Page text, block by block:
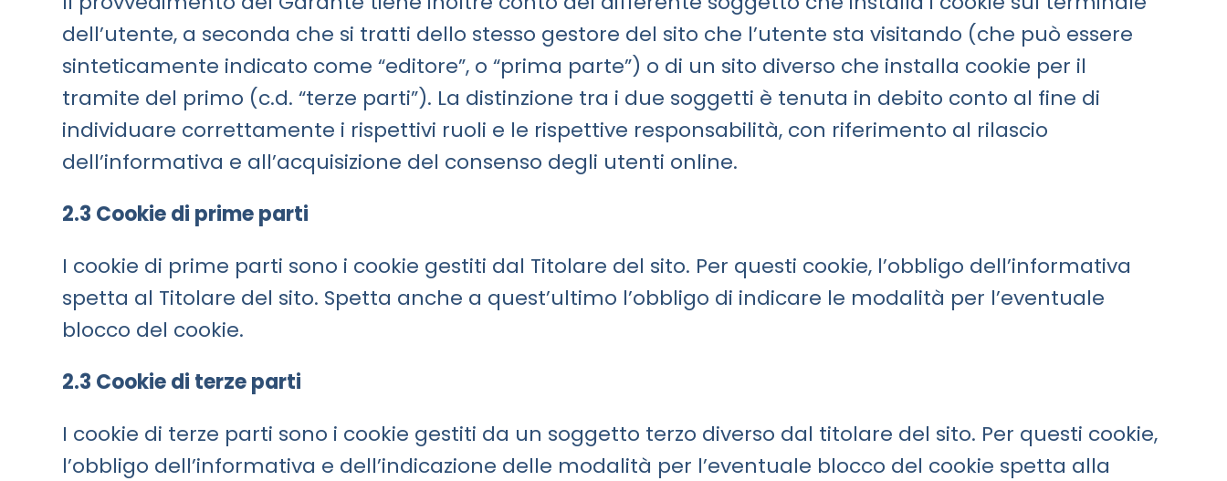
dell’utente, a seconda che si tratti dello stesso gestore del sito che l’utente sta visitando (che può essere
sinteticamente indicato come “editore”, o “prima parte”) o di un sito diverso che installa cookie per il
tramite del primo (c.d. “terze parti”). La distinzione tra i due soggetti è tenuta in debito conto al fine di
individuare correttamente i rispettivi ruoli e le rispettive responsabilità, con riferimento al rilascio
dell’informativa e all’acquisizione del consenso degli utenti online.
2.3 Cookie di prime parti
I cookie di prime parti sono i cookie gestiti dal Titolare del sito. Per questi cookie, l’obbligo dell’informativa
spetta al Titolare del sito. Spetta anche a quest’ultimo l’obbligo di indicare le modalità per l’eventuale
blocco del cookie.
2.3 Cookie di terze parti
I cookie di terze parti sono i cookie gestiti da un soggetto terzo diverso dal titolare del sito. Per questi cookie,
l’obbligo dell’informativa e dell’indicazione delle modalità per l’eventuale blocco del cookie spetta alla